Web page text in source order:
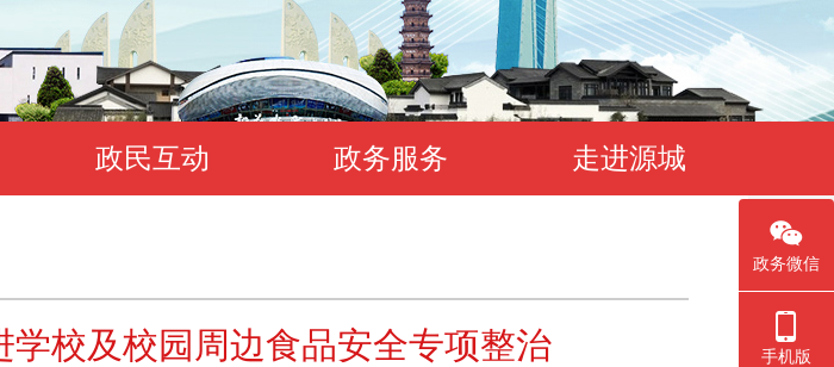
政民互动 政务服务 走进源城
校及校园周边食品安全专项整治
政务微信
手机版